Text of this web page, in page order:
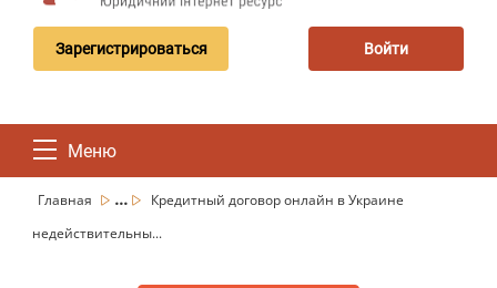
Зарегистрироваться Войти
Меню
Главная ...
Кредитный договор онлайн в Украине
недействительны...